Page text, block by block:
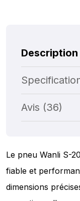
Description
Avis (36)
Le pneu Wanli S-
fiable et
dimensions